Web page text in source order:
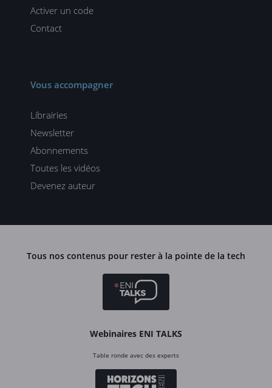
Activer un code
Contact
Vous accompagner
Librairies
Newsletter
Abonnements
Toutes les vidéos
Devenez auteur
Tous nos contenus pour rester à la pointe de la tech
Webinaires ENI TALKS
Table ronde avec des experts